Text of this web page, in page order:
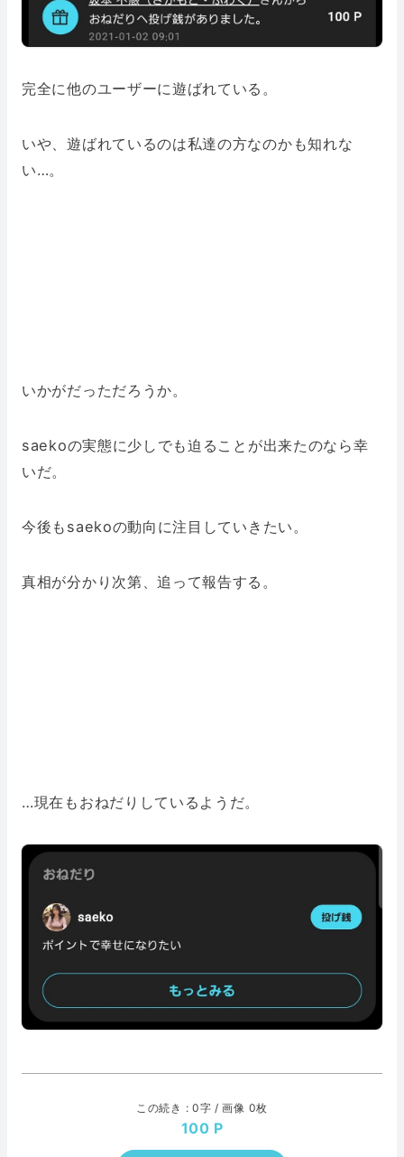
完全に他のユーザーに遊ばれている。
いや、遊ばれているのは私達の方なのかも知れな
い…。
いかがだっただろうか。
saekoの実態に少しでも迫ることが出来たのなら幸
いだ。
今後もsaekoの動向に注目していきたい。
真相が分かり次第、追って報告する。
…現在もおねだりしているようだ。
この続き : 0字 / 画像 0枚
100